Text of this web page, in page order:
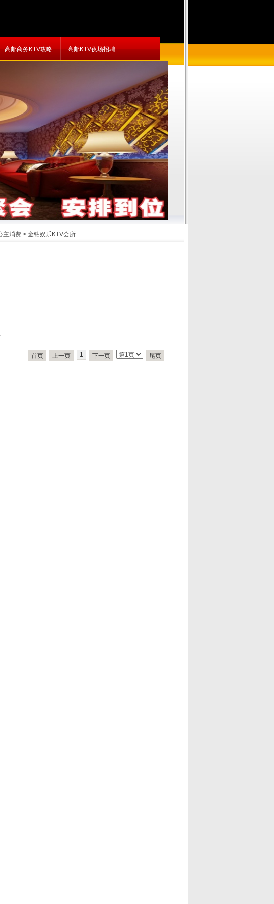
高邮商务KTV攻略 高邮KTV夜场招聘
主消费 > 金钻娱乐KTV会所
首页 上一页 1 下一页 尾页